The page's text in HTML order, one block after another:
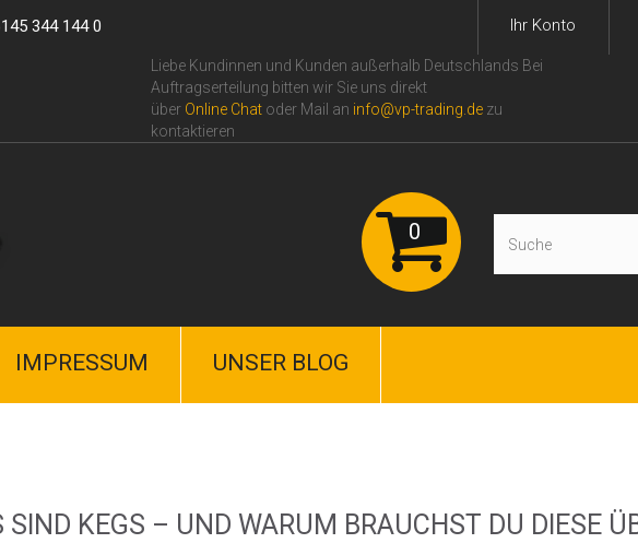
344 144 0 Ihr Konto
Liebe Kundinnen und Kunden außerhalb Deutschlands Bei
Auftragserteilung bitten wir Sie uns direkt
über Online Сhat oder Mail an info@vp-trading.de zu
kontaktieren
0
IMPRESSUM UNSER BLOG
SIND KEGS – UND WARUM BRAUCHST DU DIESE